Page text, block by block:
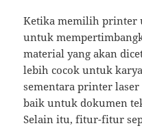
Ketika memilih printer
untuk
material yang akan
lebih cocok untuk
sementara printer
baik untuk dokumen
Selain itu, fitur-fitur